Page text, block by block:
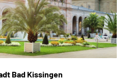
Bad Kissingen